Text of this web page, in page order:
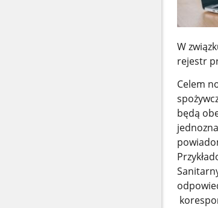
W
rejestr
Celem
będą